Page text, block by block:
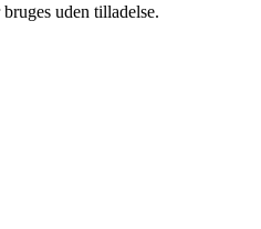
uden tilladelse.